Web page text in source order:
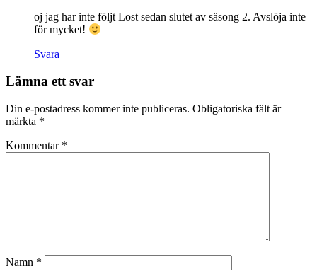
oj jag har inte följt Lost sedan slutet av säsong 2. Avslöja inte
för mycket!
Svara
Lämna ett svar
Din e-postadress kommer inte publiceras. Obligatoriska fält är
märkta *
Kommentar *
Namn *